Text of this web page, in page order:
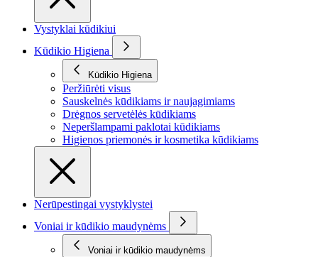
Vystyklai kūdikiui
Kūdikio Higiena
Kūdikio Higiena
Peržiūrėti visus
Sauskelnės kūdikiams ir naujagimiams
Drėgnos servetėlės kūdikiams
Neperšlampami paklotai kūdikiams
Higienos priemonės ir kosmetika kūdikiams
Nerūpestingai vystyklystei
Voniai ir kūdikio maudynėms
Voniai ir kūdikio maudynėms